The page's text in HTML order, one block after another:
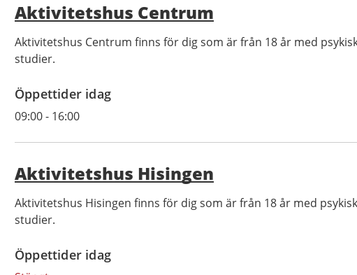
Aktivitetshus Centrum
Aktivitetshus Centrum finns för dig som är från 18 år med
studier.
Öppettider idag
09:00- 16:00
Aktivitetshus Hisingen
Aktivitetshus Hisingen finns för dig som är från 18 år med
studier.
Öppettider idag